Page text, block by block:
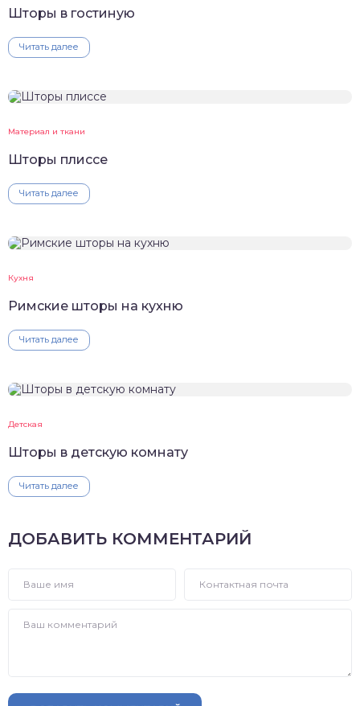
Шторы в гостиную
Читать далее
Материал и ткани
Шторы плиссе
Читать далее
Кухня
Римские шторы на кухню
Читать далее
Детская
Шторы в детскую комнату
Читать далее
ДОБАВИТЬ КОММЕНТАРИЙ